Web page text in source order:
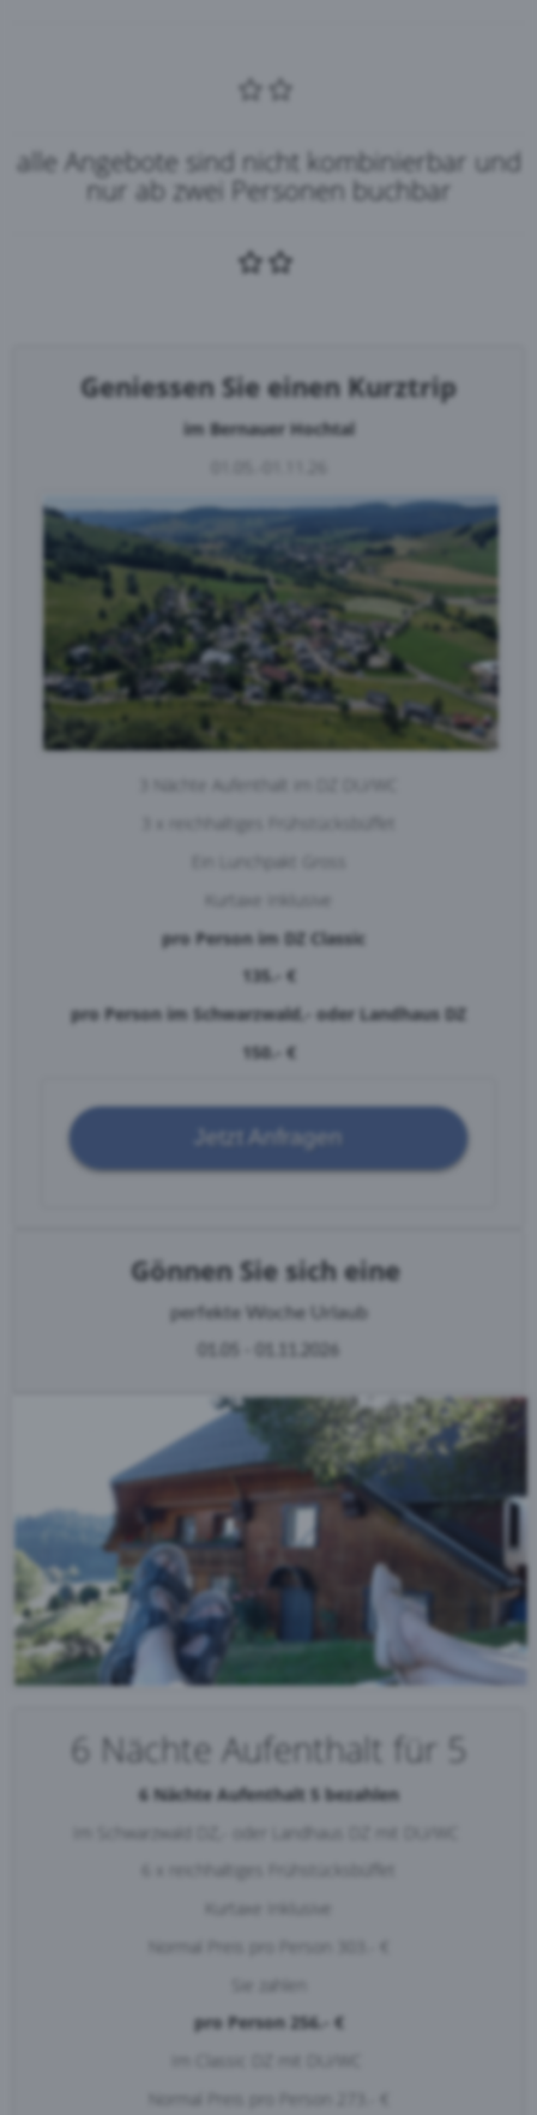
alle Angebote sind nicht kombinierbar und
nur ab zwei Personen buchbar
Geniessen Sie einen Kurztrip
im Bernauer Hochtal
Ein Lunchpakt Gross
pro Person im DZ Classic
135.- €
pro Person im Schwarzwald,- oder Landhaus DZ
150.- €
Jetzt Anfragen
Gönnen Sie sich eine
perfekte Woche Urlaub
6 Nächte Aufenthalt für 5
6 Nächte Aufenthalt 5 bezahlen
Im Schwarzwald DZ,- oder Landhaus DZ mit DU/WC
Normal Preis pro Person 303.- €
Sie zahlen
pro Person 256.- €
Normal Preis pro Person 273.- €